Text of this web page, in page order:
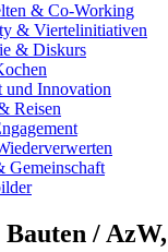
& Co-Working
& Viertelinitiativen
& Diskurs
und Innovation
Reisen
Gemeinschaft
Bauten /